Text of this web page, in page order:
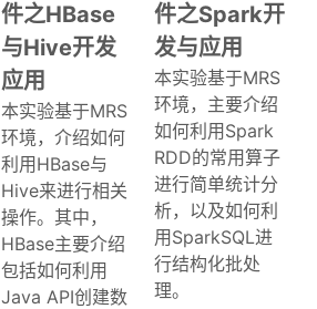
件之HBase
与Hive开发
应用
本实验基于MRS
环境，介绍如何
利用HBase与
Hive来进行相关
操作。其中，
HBase主要介绍
包括如何利用
Java API创建数
件之Spark开
发与应用
本实验基于MRS
环境，主要介绍
如何利用Spark
RDD的常用算子
进行简单统计分
析，以及如何利
用SparkSQL进
行结构化批处
理。